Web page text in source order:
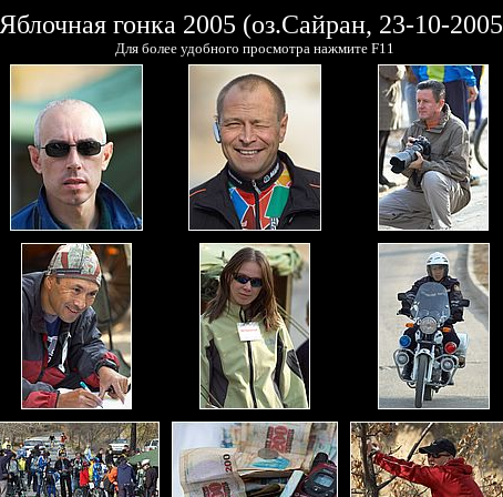
Яблочная гонка 2005 (оз.Сайран, 23-10-
Для более удобного просмотра нажмите F11